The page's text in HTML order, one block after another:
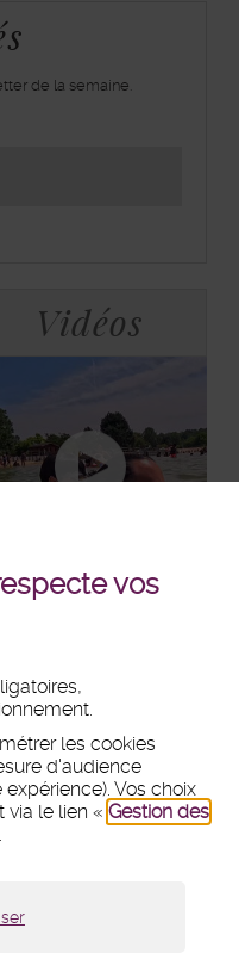
vos
les cookies
d'audience
Vos choix
le lien « Gestion des
de la semaine.
Vidéos
+ DE VIDÉOS